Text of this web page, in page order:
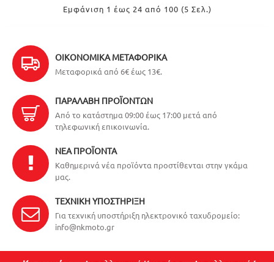
Εμφάνιση 1 έως 24 από 100 (5 Σελ.)
ΟΙΚΟΝΟΜΙΚΆ ΜΕΤΑΦΟΡΙΚΆ
Μεταφορικά από 6€ έως 13€.
ΠΑΡΑΛΑΒΉ ΠΡΟΪΌΝΤΩΝ
Από το κατάστημα 09:00 έως 17:00 μετά από
τηλεφωνική επικοινωνία.
ΝΈΑ ΠΡΟΪΌΝΤΑ
Καθημερινά νέα προϊόντα προστίθενται στην γκάμα
μας.
ΤΕΧΝΙΚΉ ΥΠΟΣΤΉΡΙΞΗ
Για τεχνική υποστήριξη ηλεκτρονικό ταχυδρομείο:
info@nkmoto.gr